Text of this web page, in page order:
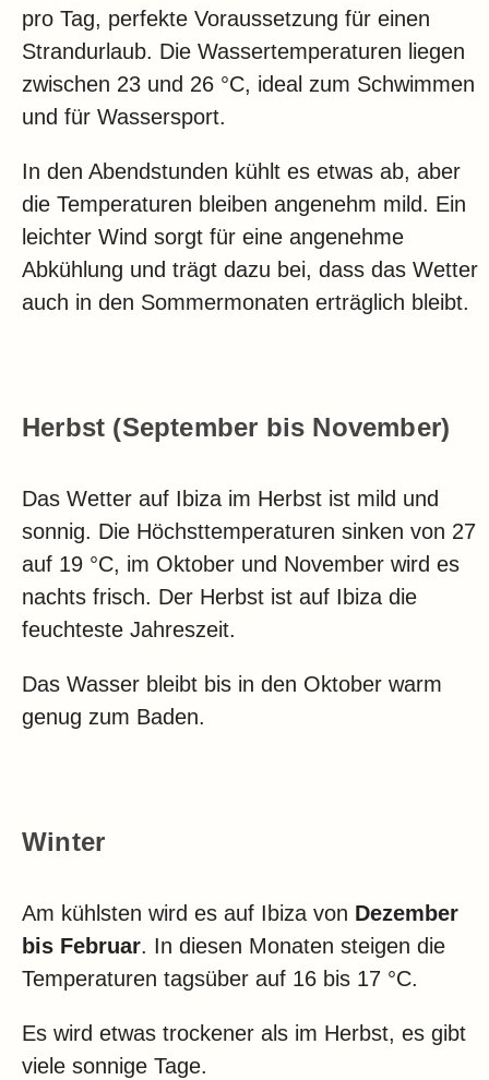
pro Tag, perfekte Voraussetzung für einen
Strandurlaub. Die Wassertemperaturen liegen
zwischen 23 und 26 °C, ideal zum Schwimmen
und für Wassersport.
In den Abendstunden kühlt es etwas ab, aber
die Temperaturen bleiben angenehm mild. Ein
leichter Wind sorgt für eine angenehme
Abkühlung und trägt dazu bei, dass das Wetter
auch in den Sommermonaten erträglich bleibt.
Herbst (September bis November)
Das Wetter auf Ibiza im Herbst ist mild und
sonnig. Die Höchsttemperaturen sinken von 27
auf 19 °C, im Oktober und November wird es
nachts frisch. Der Herbst ist auf Ibiza die
feuchteste Jahreszeit.
Das Wasser bleibt bis in den Oktober warm
genug zum Baden.
Winter
Am kühlsten wird es auf Ibiza von Dezember
bis Februar. In diesen Monaten steigen die
Temperaturen tagsüber auf 16 bis 17 °C.
Es wird etwas trockener als im Herbst, es gibt
viele sonnige Tage.